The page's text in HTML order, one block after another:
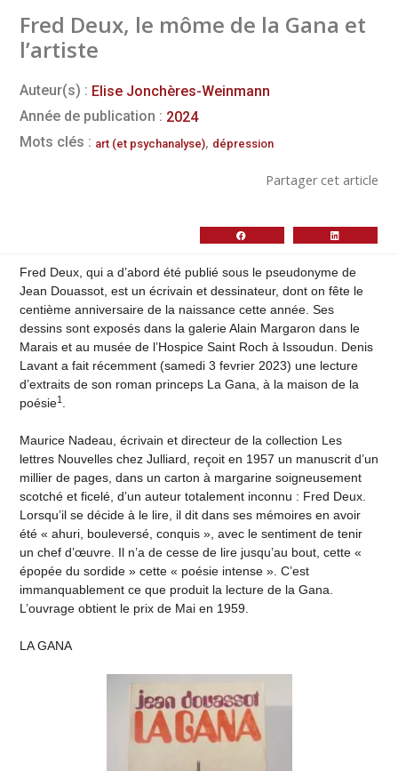
Fred Deux, le môme de la Gana et
l’artiste
Auteur(s) : Elise Jonchères-Weinmann
Année de publication : 2024
Mots clés : art (et psychanalyse), dépression
Partager cet article
Fred Deux, qui a d’abord été publié sous le pseudonyme de
Jean Douassot, est un écrivain et dessinateur, dont on fête le
centième anniversaire de la naissance cette année. Ses
dessins sont exposés dans la galerie Alain Margaron dans le
Marais et au musée de l’Hospice Saint Roch à Issoudun. Denis
Lavant a fait récemment (samedi 3 fevrier 2023) une lecture
d’extraits de son roman princeps La Gana, à la maison de la
poésie1 .
Maurice Nadeau, écrivain et directeur de la collection Les
lettres Nouvelles chez Julliard, reçoit en 1957 un manuscrit d’un
millier de pages, dans un carton à margarine soigneusement
scotché et ficelé, d’un auteur totalement inconnu : Fred Deux.
Lorsqu’il se décide à le lire, il dit dans ses mémoires en avoir
été « ahuri, bouleversé, conquis », avec le sentiment de tenir
un chef d’œuvre. Il n’a de cesse de lire jusqu’au bout, cette «
épopée du sordide » cette « poésie intense ». C’est
immanquablement ce que produit la lecture de la Gana.
L’ouvrage obtient le prix de Mai en 1959.
LA GANA